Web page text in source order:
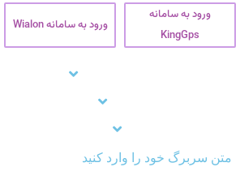
ورود به سامانه
KingGps
ورود به سامانه Wialon
متن سربرگ خود را وارد کنید